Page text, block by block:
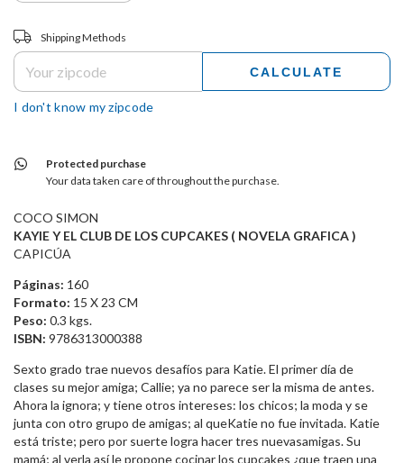
Shipping for zipcode:
Shipping Methods
CALCULATE
I don't know my zipcode
Protected purchase
Your data taken care of throughout the purchase.
COCO SIMON
KAYIE Y EL CLUB DE LOS CUPCAKES ( NOVELA GRAFICA )
CAPICÚA
Páginas: 160
Formato: 15 X 23 CM
Peso: 0.3 kgs.
ISBN: 9786313000388
Sexto grado trae nuevos desafíos para Katie. El primer día de
clases su mejor amiga; Callie; ya no parece ser la misma de antes.
Ahora la ignora; y tiene otros intereses: los chicos; la moda y se
junta con otro grupo de amigas; al queKatie no fue invitada. Katie
está triste; pero por suerte logra hacer tres nuevasamigas. Su
mamá; al verla así le propone cocinar los cupcakes ¿que traen una